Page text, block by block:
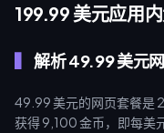
199.99 美元应用
解析 49.99 美元
49.99 美元的网页套餐是
获得 9,100 金币，即每美